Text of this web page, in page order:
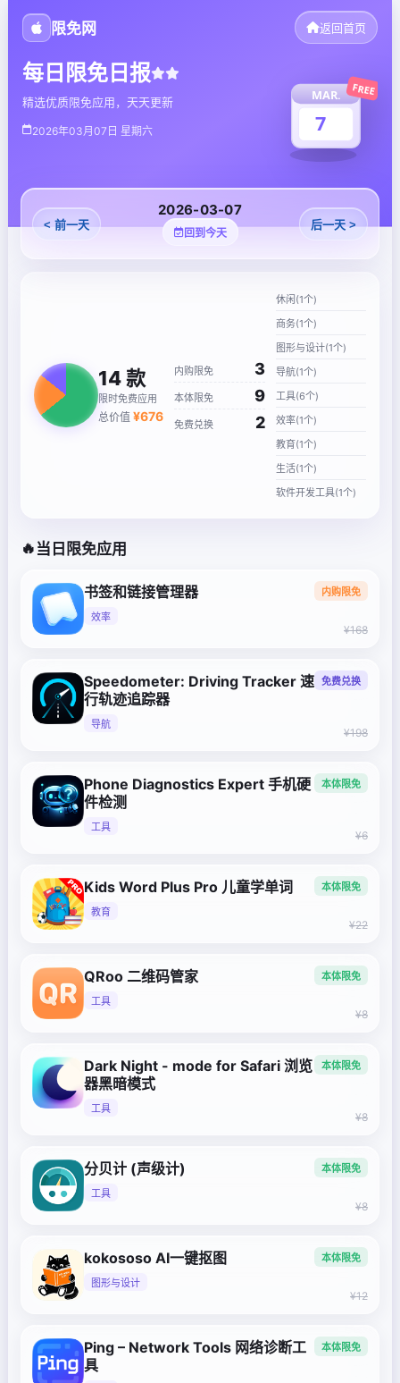
限免网 返回首页
每日限免日报
精选优质限免应用，天天更新
2026年03月07日 星期六
MAR.
7
FREE
< 前一天
2026-03-07
回到今天
后一天 >
14款
限时免费应用
总价值 ¥676
内购限免 3
本体限免 9
免费兑换 2
休闲(1个)
商务(1个)
图形与设计(1个)
导航(1个)
工具(6个)
效率(1个)
教育(1个)
生活(1个)
软件开发工具(1个)
🔥 当日限免应用
书签和链接管理器
效率
内购限免
¥168
Speedometer: Driving Tracker 速
行轨迹追踪器
导航
免费兑换
¥198
Phone Diagnostics Expert 手机硬
件检测
工具
本体限免
¥6
Kids Word Plus Pro 儿童学单词
教育
本体限免
¥22
QRoo 二维码管家
工具
本体限免
¥8
Dark Night - mode for Safari 浏览
器黑暗模式
工具
本体限免
¥8
分贝计 (声级计)
工具
本体限免
¥8
kokososo AI一键抠图
图形与设计
本体限免
¥12
Ping – Network Tools 网络诊断工
具
本体限免